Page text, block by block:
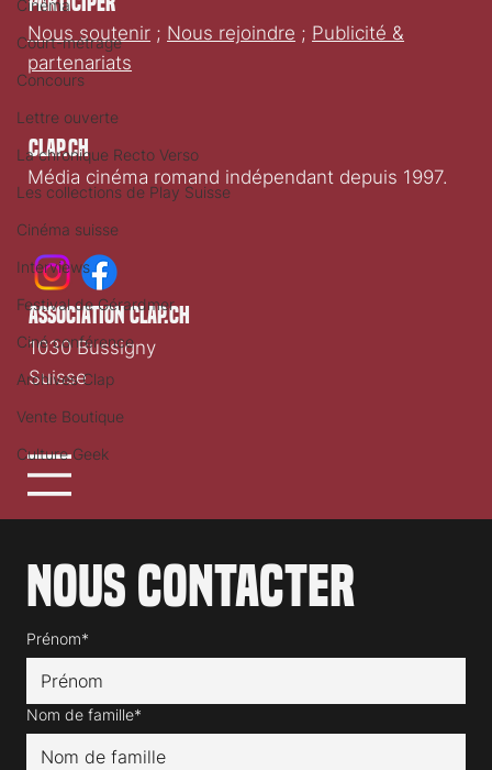
Cinéma
Court-métrage
Concours
Lettre ouverte
La chronique Recto Verso
Les collections de Play Suisse
Cinéma suisse
Interviews
Festival de Gérardmer
Ciné conférence
Archives Clap
Vente Boutique
Culture Geek
Clap.ch
Média cinéma romand indépendant depuis 1997.
Nous soutenir ; Nous rejoindre ; Publicité &
partenariats
Nous contacter
Prénom*
Nom de famille*
association clap.ch
1030 Bussigny
Suisse